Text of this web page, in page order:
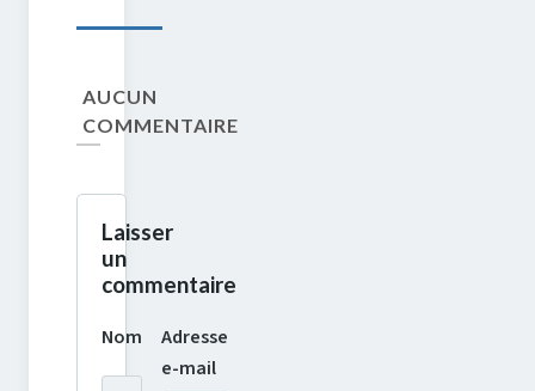
AUCUN
COMMENTAIRE
Laisser
un
commentaire
Nom
Adresse
e-mail